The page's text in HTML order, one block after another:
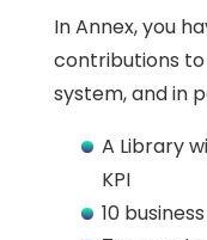
In Annex, you
contributions
system, and in
A Library
KPI
10